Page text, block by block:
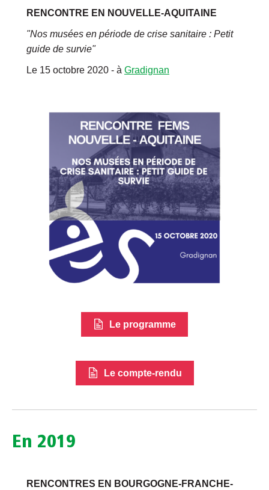
RENCONTRE EN NOUVELLE-AQUITAINE
"Nos musées en période de crise sanitaire : Petit
guide de survie"
Le 15 octobre 2020 - à Gradignan
Le programme
Le compte-rendu
En 2019
RENCONTRES EN BOURGOGNE-FRANCHE-